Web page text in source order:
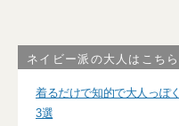
ネイビー派の大人はこち
着るだけで知的で大人っぽ
3選